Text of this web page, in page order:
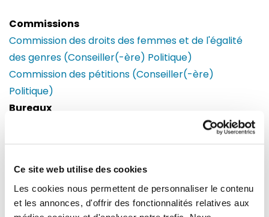
Ce site web utilise des cookies
Les cookies nous permettent de personnaliser le contenu
et les annonces, d'offrir des fonctionnalités relatives aux
Commissions
Commission des droits des femmes et de l'égalité
des genres (Conseiller(-ère) Politique)
Commission des pétitions (Conseiller(-ère)
Politique)
Bureaux
Parlement européen
Bureau : 06C039
60, rue Wiertz / Wiertzstraat 60
B-1047